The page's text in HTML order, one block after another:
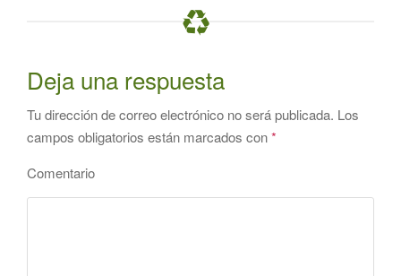
Deja una respuesta
Tu dirección de correo electrónico no será publicada. Los
campos obligatorios están marcados con*
Comentario